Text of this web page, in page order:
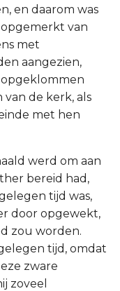
en daarom was
van
met
aangezien,
opgeklommen
van de kerk, als
met hen
werd om aan
bereid had,
tijd was,
door opgewekt,
zou worden.
tijd, omdat
zware
zoveel